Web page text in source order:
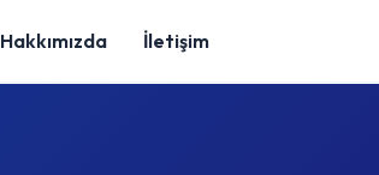
Hakkımızda İletişim